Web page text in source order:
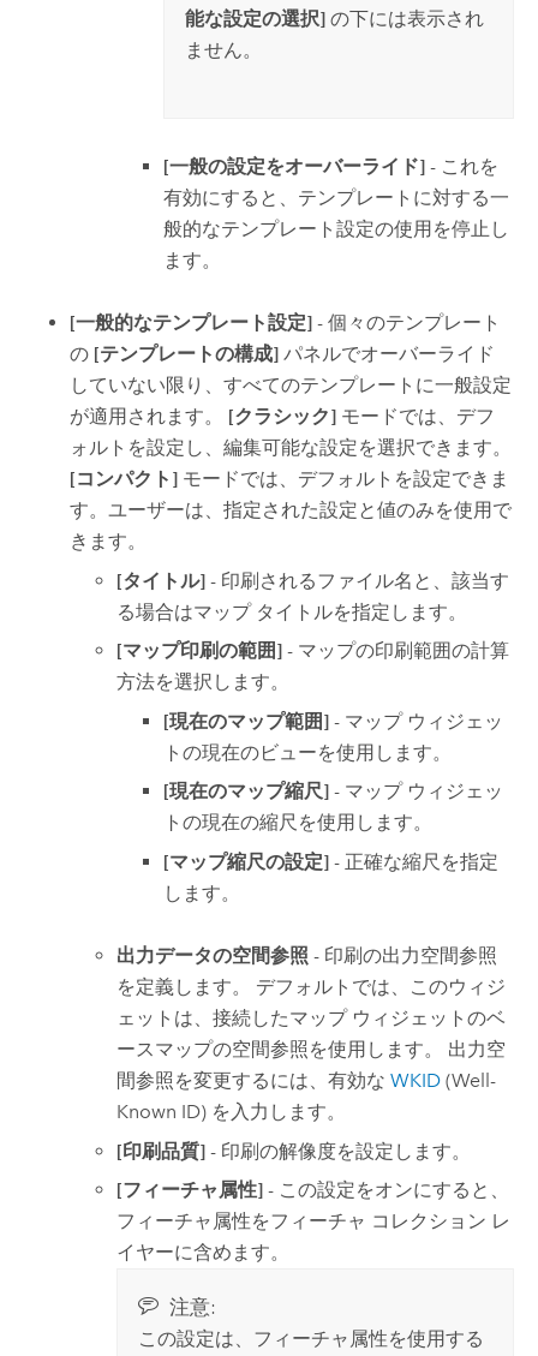
能な設定の選択] の下には表示され
ません。
[一般の設定をオーバーライド]- これを
有効にすると、テンプレートに対する一
般的なテンプレート設定の使用を停止し
ます。
[一般的なテンプレート設定] - 個々のテンプレート
の [テンプレートの構成] パネルでオーバーライド
していない限り、すべてのテンプレートに一般設定
が適用されます。 [クラシック] モードでは、デフ
ォルトを設定し、編集可能な設定を選択できます。
[コンパクト] モードでは、デフォルトを設定できま
す。ユーザーは、指定された設定と値のみを使用で
きます。
[タイトル] - 印刷されるファイル名と、該当す
る場合はマップ タイトルを指定します。
[マップ印刷の範囲] - マップの印刷範囲の計算
方法を選択します。
[現在のマップ範囲]- マップ ウィジェッ
トの現在のビューを使用します。
[現在のマップ縮尺]- マップ ウィジェッ
トの現在の縮尺を使用します。
[マップ縮尺の設定]- 正確な縮尺を指定
します。
出力データの空間参照 - 印刷の出力空間参照
を定義します。 デフォルトでは、このウィジ
ェットは、接続したマップ ウィジェットのベ
ースマップの空間参照を使用します。 出力空
間参照を変更するには、有効なWKID (Well-
Known ID) を入力します。
[印刷品質] - 印刷の解像度を設定します。
[フィーチャ属性] - この設定をオンにすると、
フィーチャ属性をフィーチャ コレクション レ
イヤーに含めます。
注意:
この設定は、フィーチャ属性を使用する